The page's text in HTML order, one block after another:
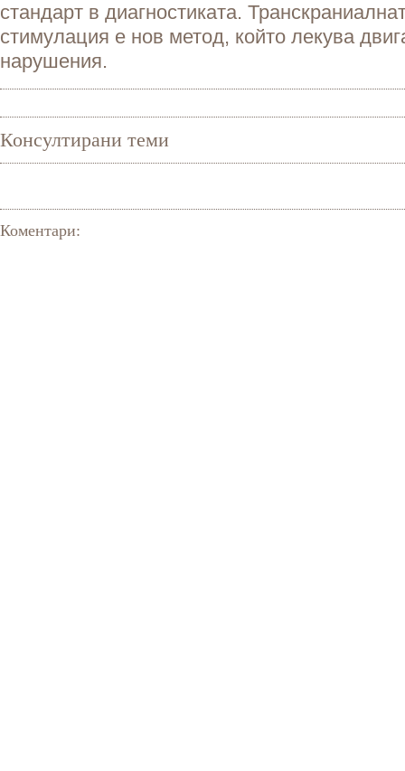
стандарт в диагностиката.
стимулация е нов метод, който лекува
нарушения.
Консултирани теми
Коментари: